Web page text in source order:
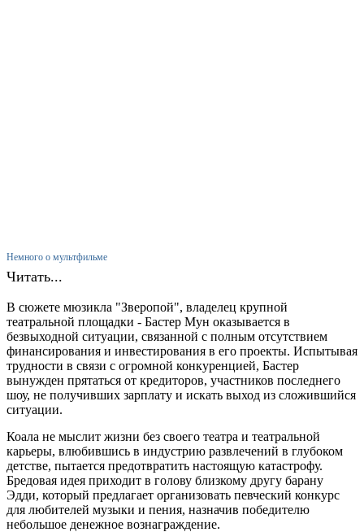
Немного о мультфильме
Читать...
В сюжете мюзикла "Зверопой", владелец крупной
театральной площадки - Бастер Мун оказывается в
безвыходной ситуации, связанной с полным отсутствием
финансирования и инвестирования в его проекты. Испытывая
трудности в связи с огромной конкуренцией, Бастер
вынужден прятаться от кредиторов, участников последнего
шоу, не получивших зарплату и искать выход из сложившийся
ситуации.
Коала не мыслит жизни без своего театра и театральной
карьеры, влюбившись в индустрию развлечений в глубоком
детстве, пытается предотвратить настоящую катастрофу.
Бредовая идея приходит в голову близкому другу барану
Эдди, который предлагает организовать певческий конкурс
для любителей музыки и пения, назначив победителю
небольшое денежное вознаграждение.